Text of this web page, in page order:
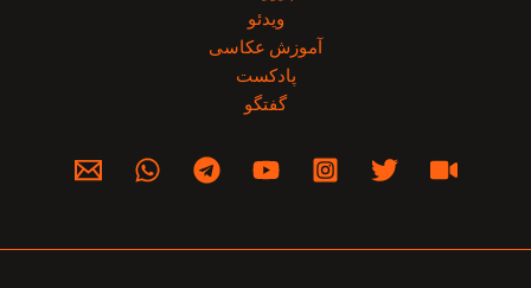
ویدئو
آموزش عکاسی
پادکست
گفتگو